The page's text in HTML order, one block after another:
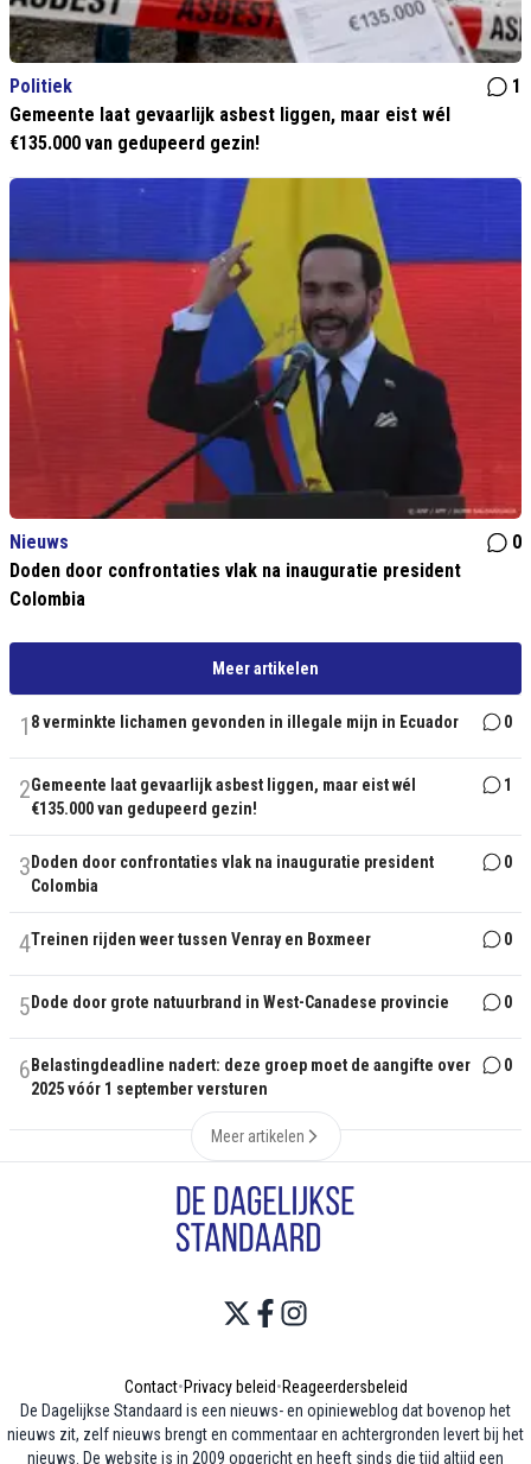
Politiek
1
Gemeente laat gevaarlijk asbest liggen, maar eist wél
€135.000 van gedupeerd gezin!
Nieuws
0
Doden door confrontaties vlak na inauguratie president
Colombia
Meer artikelen
1 8 verminkte lichamen gevonden in illegale mijn in Ecuador 0
2Gemeente laat gevaarlijk asbest liggen, maar eist wél
€135.000 van gedupeerd gezin!
1
3 Doden door confrontaties vlak na inauguratie president
Colombia
0
4Treinen rijden weer tussen Venray en Boxmeer 0
5 Dode door grote natuurbrand in West-Canadese provincie 0
6 Belastingdeadline nadert: deze groep moet de aangifte over
2025 vóór 1 september versturen
0
Meer artikelen
Contact•Privacy beleid•Reageerdersbeleid
De Dagelijkse Standaard is een nieuws- en opinieweblog dat bovenop het
nieuws zit, zelf nieuws brengt en commentaar en achtergronden levert bij het
nieuws. De website is in 2009 opgericht en heeft sinds die tijd altijd een